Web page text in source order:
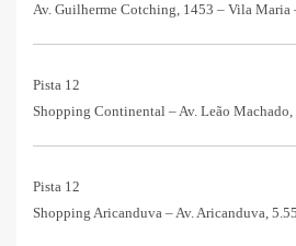
Av. Guilherme Cotching, 1453 – Vila Maria
Pista 12
Shopping Continental – Av. Leão
Pista 12
Shopping Aricanduva – Av. Aricanduva,